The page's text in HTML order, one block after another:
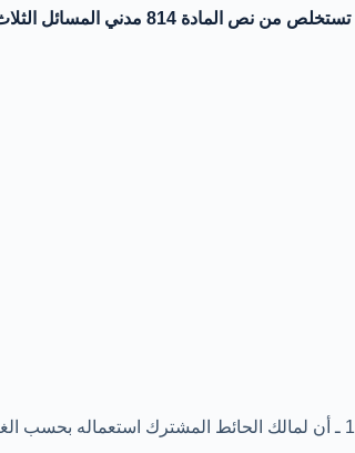
تستخلص من نص المادة 814 مدني المسائل الثلاث التالية
1 ـ أن لمالك الحائط المشترك استعماله بحسب الغرض الذي أعد له ذلك ان لكل شريك في الحائط المشترك ان يستعمله ويتقيد في استعمال هذا الحق بقيدين :